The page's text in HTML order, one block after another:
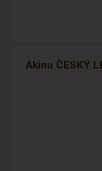
Akinu ČESKÝ